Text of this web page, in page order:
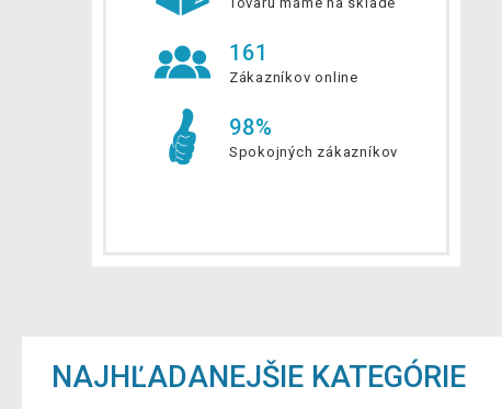
161
Zákazníkov online
98%
Spokojných zákazníkov
NAJHĽADANEJŠIE KATEGÓRIE